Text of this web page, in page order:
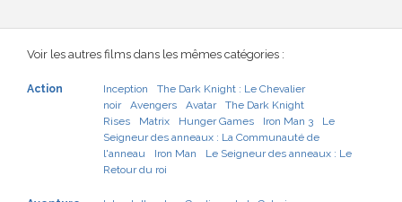
Voir les autres films dans les mêmes catégories :
Action Inception
The Dark Knight : Le Chevalier
noir
Avengers Avatar
The Dark Knight
Rises
Matrix Hunger Games Iron Man 3
Le
Seigneur des anneaux : La Communauté de
l'anneau
Iron Man
Le Seigneur des anneaux : Le
Retour du roi